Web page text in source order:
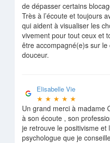
de dépasser certains
Très à l’écoute et toujours
qui aident à visualiser les
vivement pour tout ceux et
être accompagné(e)s sur
douceur.
Elisabelle Vie
★ ★ ★ ★ ★
Un grand merci à madame
à son écoute , son
je retrouve le positivisme et
psychologue que je